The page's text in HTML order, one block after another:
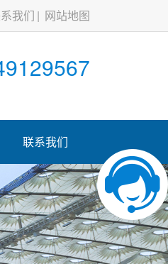
我们 网站地图
联系我们